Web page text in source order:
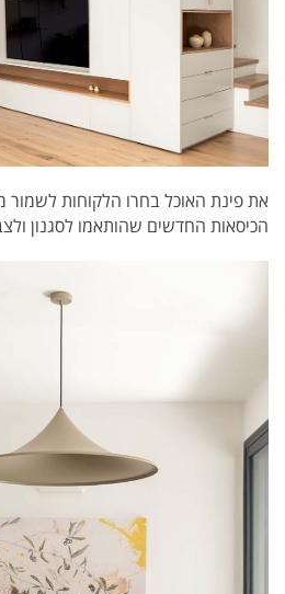
את פינת האוכל בחרו הלקוחות לשמור
הכיסאות החדשים שהותאמו לסגנון